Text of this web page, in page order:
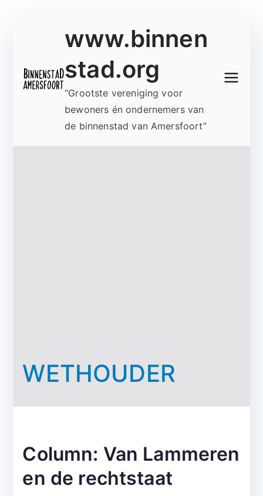
inhoud
www.binnen
stad.org
“Grootste vereniging voor
bewoners én ondernemers van
de binnenstad van Amersfoort”
WETHOUDER
Column: Van Lammeren
en de rechtstaat